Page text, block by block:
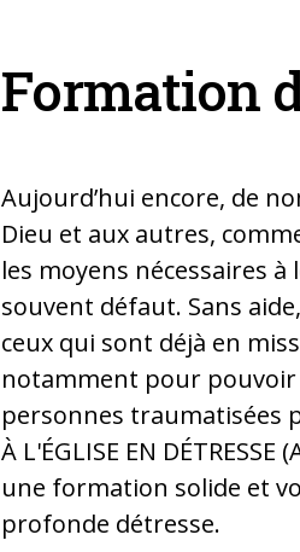
Formation
Aujourd’hui encore, de
Dieu et aux autres,
les moyens nécessaires
souvent défaut. Sans
ceux qui sont déjà en
notamment pour
personnes traumatisées
À L'ÉGLISE EN
une formation solide et
profonde détresse.